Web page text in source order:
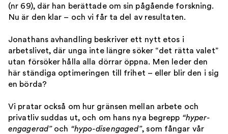
(nr 69), där han berättade om sin pågående forskning.
Nu är den klar – och vi får ta del av resultaten.
Jonathans avhandling beskriver ett nytt etos i
arbetslivet, där unga inte längre söker “det rätta valet”
utan försöker hålla alla dörrar öppna. Men leder den
här ständiga optimeringen till frihet – eller blir den i sig
en börda?
Vi pratar också om hur gränsen mellan arbete och
privatliv suddas ut, och om hans nya begrepp “hyper-
engagerad”och “hypo-disengaged”, som fångar vår